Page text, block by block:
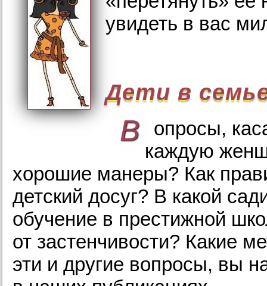
увидеть в вас
Дети в
В
опросы,
каждую
хорошие манеры? Как
детский досуг? В какой
обучение в престижной
от застенчивости? Какие
эти и другие вопросы, вы